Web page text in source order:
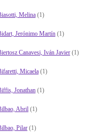
Melina(1)
Jerónimo Martín(1)
Canavesi, Iván Javier(1)
Micaela(1)
Jonathan(1)
Abril(1)
Pilar(1)